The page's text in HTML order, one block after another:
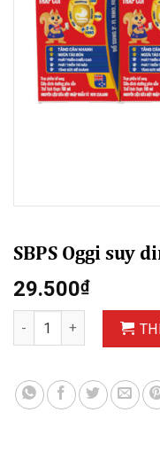
SBPS Oggi suy
29.500₫
SBPS Oggi suy dinh